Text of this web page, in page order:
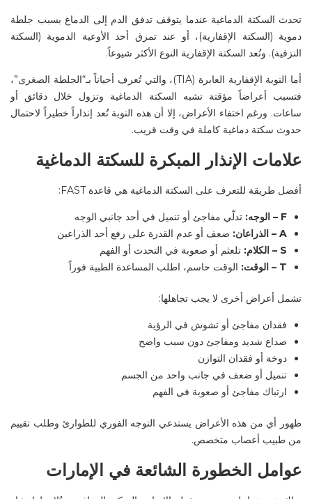
تحدث السكتة الدماغية عندما يتوقف تدفق الدم إلى الدماغ بسبب جلطة
دموية (السكتة الإقفارية)، أو عند تمزق أحد الأوعية الدموية (السكتة
النزفية). وتُعد السكتة الإقفارية النوع الأكثر شيوعاً.
أما النوبة الإقفارية العابرة (TIA)
، والتي تُعرف أحياناً بـ“الجلطة الصغرى”،
فتسبب أعراضاً مؤقتة تشبه السكتة الدماغية وتزول خلال دقائق أو
ساعات. ورغم اختفاء الأعراض، إلا أن هذه النوبة تُعد إنذاراً خطيراً لاحتمال
حدوث سكتة دماغية كاملة في وقت قريب.
علامات الإنذار المبكرة للسكتة الدماغية
أفضل طريقة للتعرف على السكتة الدماغية هي قاعدةFAST
:
F – الوجه: تدلّي مفاجئ أو تنميل في أحد جانبي الوجه
A –
الذراعان: ضعف أو عدم القدرة على رفع أحد الذراعين
S –
الكلام: تلعثم أو صعوبة في التحدث أو الفهم
T –
الوقت: الوقت حاسم، اطلب المساعدة الطبية فوراً
تشمل أعراض أخرى لا يجب تجاهلها:
فقدان مفاجئ أو تشوش في الرؤية
صداع شديد ومفاجئ دون سبب واضح
دوخة أو فقدان التوازن
تنميل أو ضعف في جانب واحد من الجسم
ارتباك مفاجئ أو صعوبة في الفهم
ظهور أي من هذه الأعراض يستدعي التوجه الفوري للطوارئ وطلب تقييم
من طبيب أعصاب متخصص.
عوامل الخطورة الشائعة في الإمارات